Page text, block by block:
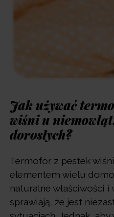
Jak używać
wiśni u
dorosłych?
Termofor z pestek
elementem wielu
naturalne właściwości
sprawiają, że jest